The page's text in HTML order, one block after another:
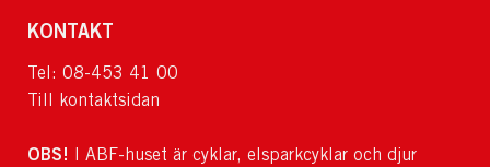
KONTAKT
Tel: 08-453 41 00
Till kontaktsidan
OBS! I ABF-huset är cyklar, elsparkcyklar och djur